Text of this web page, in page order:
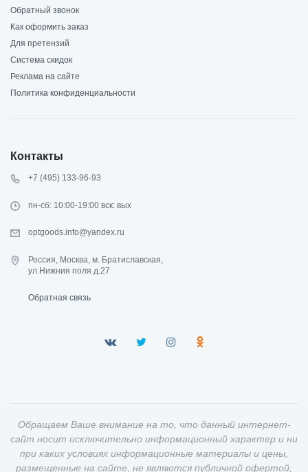
Обратный звонок
Как оформить заказ
Для претензий
Система скидок
Реклама на сайте
Политика конфиденциальности
Контакты
+7 (495) 133-96-93
пн-сб: 10:00-19:00 вск: вых
optgoods.info@yandex.ru
Россия, Москва, м. Братиславская,
ул.Нижния поля д.27
Обратная связь
Обращаем Ваше внимание на то, что данный интернет-
сайт носит исключительно информационный характер и ни
при каких условиях информационные материалы и цены,
размещенные на сайте, не являются публичной офертой,